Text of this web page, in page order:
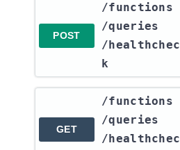
POST
​/functions​
/queries​
/healthchec
k
GET
​/functions​
/queries​
/healthchec